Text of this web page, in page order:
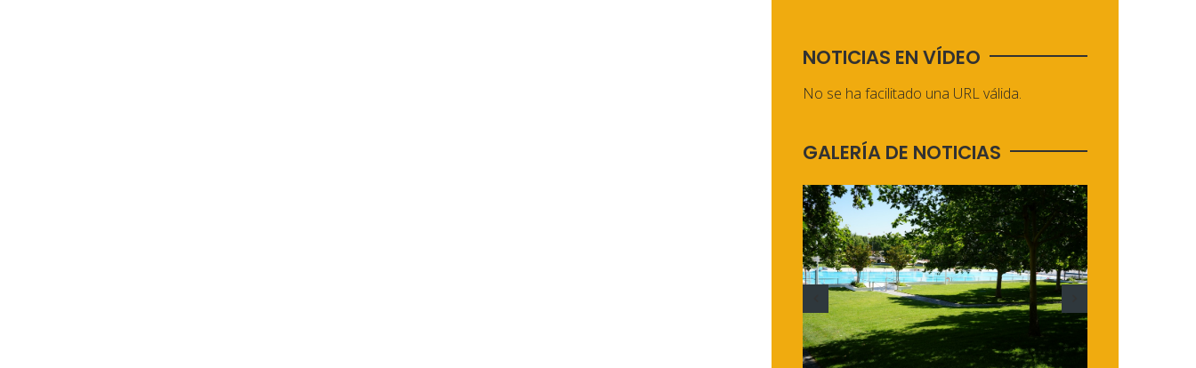
NOTICIAS EN VÍDEO
No se ha facilitado una URL válida.
GALERÍA DE NOTICIAS